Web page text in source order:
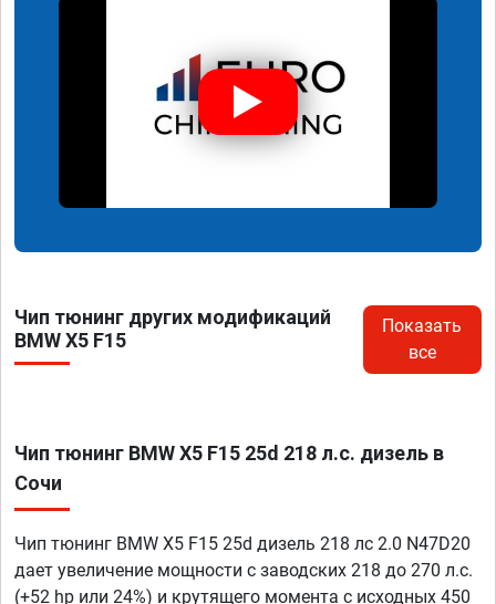
Чип тюнинг других модификаций
BMW X5 F15
Показать
все
Чип тюнинг BMW X5 F15 25d 218 л.с. дизель в
Сочи
Чип тюнинг BMW X5 F15 25d дизель 218 лс 2.0 N47D20
дает увеличение мощности с заводских 218 до 270 л.с.
(+52 hp или 24%) и крутящего момента с исходных 450